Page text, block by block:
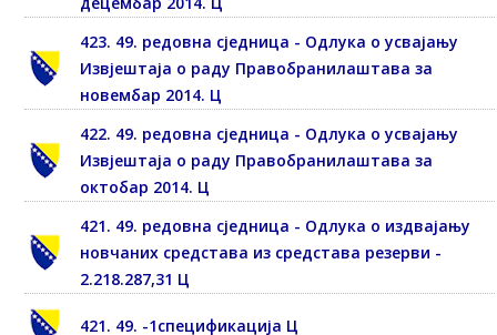
423. 49. редовна сједница - Одлука о усвајању
Извјештаја о раду Правобранилаштава за
новембар 2014. Ц
422. 49. редовна сједница - Одлука о усвајању
Извјештаја о раду Правобранилаштава за
октобар 2014. Ц
421. 49. редовна сједница - Одлука о издвајању
новчаних средстава из средстава резерви -
2.218.287,31 Ц
421. 49. -1спецификација Ц